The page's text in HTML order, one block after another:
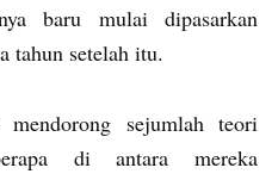
baru mulai dipasarkan
tahun setelah itu.
sejumlah teori
di antara mereka